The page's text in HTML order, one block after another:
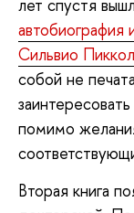
лет спустя
автобиография
Сильвио
собой не
помимо
Вторая книга